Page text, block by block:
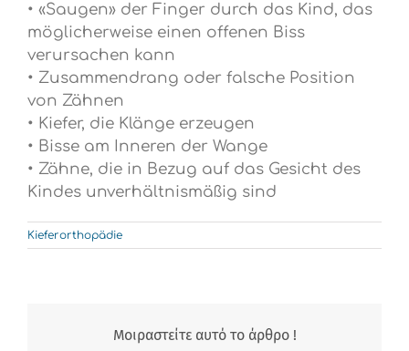
• «Saugen» der Finger durch das Kind, das
möglicherweise einen offenen Biss
verursachen kann
• Zusammendrang oder falsche Position
von Zähnen
• Kiefer, die Klänge erzeugen
• Bisse am Inneren der Wange
• Zähne, die in Bezug auf das Gesicht des
Kindes unverhältnismäßig sind
Kieferorthopädie
Μοιραστείτε αυτό το άρθρο !